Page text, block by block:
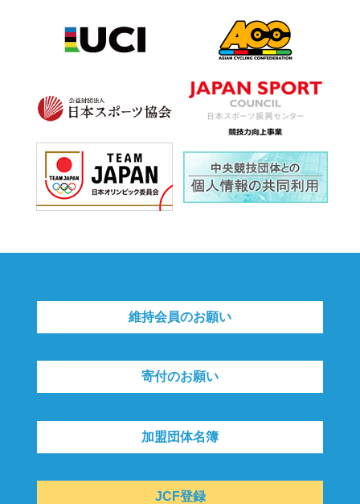
維持会員のお願い
寄付のお願い
加盟団体名簿
JCF登録